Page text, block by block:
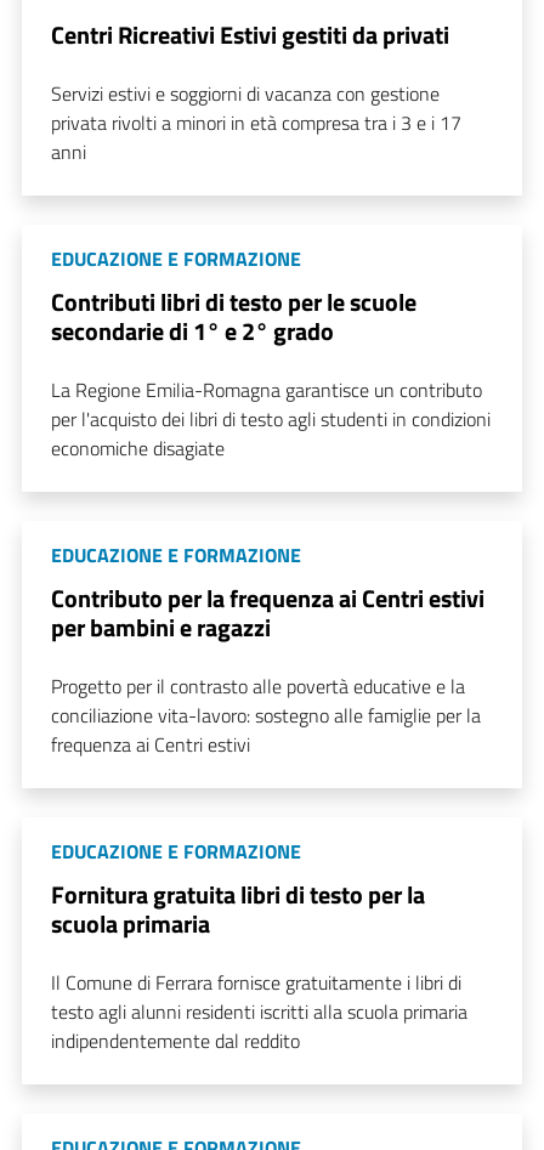
Centri Ricreativi Estivi gestiti da privati
Servizi estivi e soggiorni di vacanza con gestione
privata rivolti a minori in età compresa tra i 3 e i 17
anni
EDUCAZIONE E FORMAZIONE
Contributi libri di testo per le scuole
secondarie di 1° e 2° grado
La Regione Emilia-Romagna garantisce un contributo
per l'acquisto dei libri di testo agli studenti in condizioni
economiche disagiate
EDUCAZIONE E FORMAZIONE
Contributo per la frequenza ai Centri estivi
per bambini e ragazzi
Progetto per il contrasto alle povertà educative e la
conciliazione vita-lavoro: sostegno alle famiglie per la
frequenza ai Centri estivi
EDUCAZIONE E FORMAZIONE
Fornitura gratuita libri di testo per la
scuola primaria
Il Comune di Ferrara fornisce gratuitamente i libri di
testo agli alunni residenti iscritti alla scuola primaria
indipendentemente dal reddito